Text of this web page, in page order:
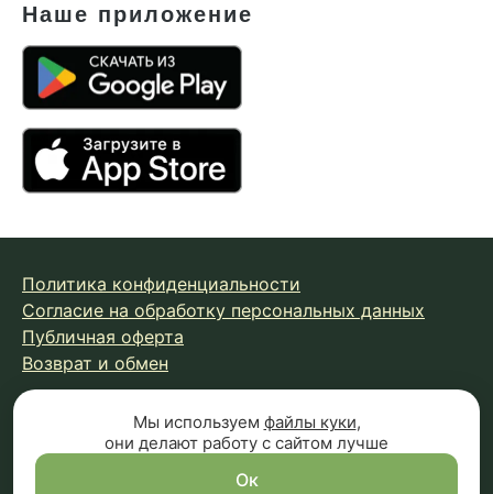
Наше приложение
Политика конфиденциальности
Согласие на обработку персональных данных
Публичная оферта
Возврат и обмен
© 2026 Fungiline — зарегистрированная торговая марка.
Копирование материалов с сайта запрещено.
Вся информация на сайте носит справочный характер и
Мы используем файлы куки,
они делают работу с сайтом лучше
Ок